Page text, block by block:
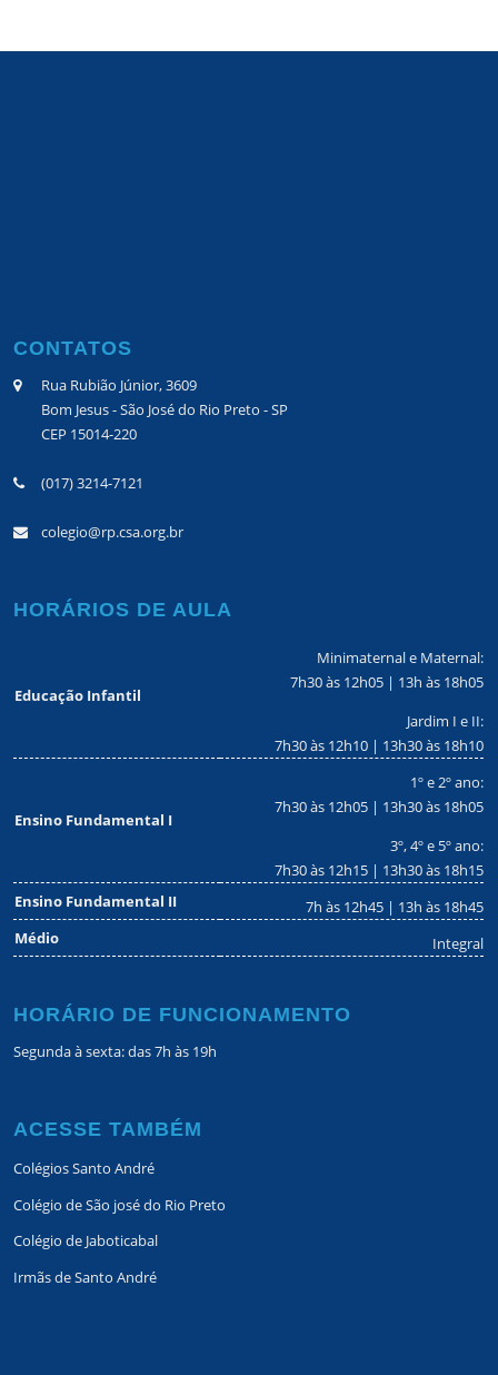
CONTATOS
Rua Rubião Júnior, 3609
Bom Jesus - São José do Rio Preto - SP
CEP 15014-220
(017) 3214-7121
colegio@rp.csa.org.br
HORÁRIOS DE AULA
Educação Infantil
Minimaternal e Maternal:
7h30 às 12h05 | 13h às 18h05
Jardim I e II:
7h30 às 12h10 | 13h30 às 18h10
Ensino Fundamental I
1º e 2º ano:
7h30 às 12h05 | 13h30 às 18h05
3º, 4º e 5º ano:
7h30 às 12h15 | 13h30 às 18h15
Ensino Fundamental II
7h às 12h45 | 13h às 18h45
Médio
Integral
HORÁRIO DE FUNCIONAMENTO
Segunda à sexta: das 7h às 19h
ACESSE TAMBÉM
Colégios Santo André
Colégio de São josé do Rio Preto
Colégio de Jaboticabal
Irmãs de Santo André